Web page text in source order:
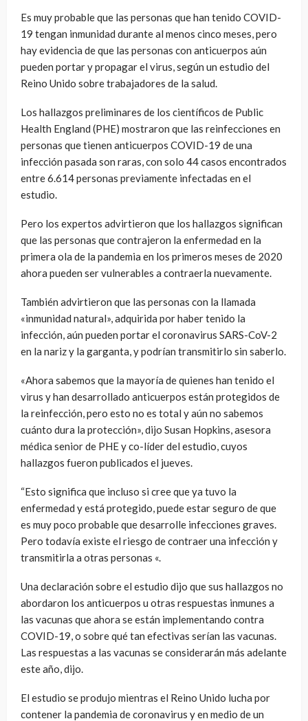
Es muy probable que las personas que han tenido COVID-
19 tengan inmunidad durante al menos cinco meses, pero
hay evidencia de que las personas con anticuerpos aún
pueden portar y propagar el virus, según un estudio del
Reino Unido sobre trabajadores de la salud.
Los hallazgos preliminares de los científicos de Public
Health England (PHE) mostraron que las reinfecciones en
personas que tienen anticuerpos COVID-19 de una
infección pasada son raras, con solo 44 casos encontrados
entre 6.614 personas previamente infectadas en el
estudio.
Pero los expertos advirtieron que los hallazgos significan
que las personas que contrajeron la enfermedad en la
primera ola de la pandemia en los primeros meses de 2020
ahora pueden ser vulnerables a contraerla nuevamente.
También advirtieron que las personas con la llamada
«inmunidad natural», adquirida por haber tenido la
infección, aún pueden portar el coronavirus SARS-CoV-2
en la nariz y la garganta, y podrían transmitirlo sin saberlo.
«Ahora sabemos que la mayoría de quienes han tenido el
virus y han desarrollado anticuerpos están protegidos de
la reinfección, pero esto no es total y aún no sabemos
cuánto dura la protección», dijo Susan Hopkins, asesora
médica senior de PHE y co-líder del estudio, cuyos
hallazgos fueron publicados el jueves.
“Esto significa que incluso si cree que ya tuvo la
enfermedad y está protegido, puede estar seguro de que
es muy poco probable que desarrolle infecciones graves.
Pero todavía existe el riesgo de contraer una infección y
transmitirla a otras personas «.
Una declaración sobre el estudio dijo que sus hallazgos no
abordaron los anticuerpos u otras respuestas inmunes a
las vacunas que ahora se están implementando contra
COVID-19, o sobre qué tan efectivas serían las vacunas.
Las respuestas a las vacunas se considerarán más adelante
este año, dijo.
El estudio se produjo mientras el Reino Unido lucha por
contener la pandemia de coronavirus y en medio de un